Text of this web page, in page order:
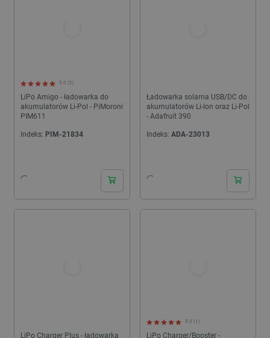
LiPo Amigo - ładowarka do
akumulatorów Li-Pol - PiMoroni
PIM611
5.0 (2)
Indeks: PIM-21834
Ładowarka solarna USB/DC do
akumulatorów Li-Ion oraz Li-Pol
- Adafruit 390
Indeks: ADA-23013
LiPo Charger Plus - ładowarka LiPo Charger/Booster -
5.0 (1)